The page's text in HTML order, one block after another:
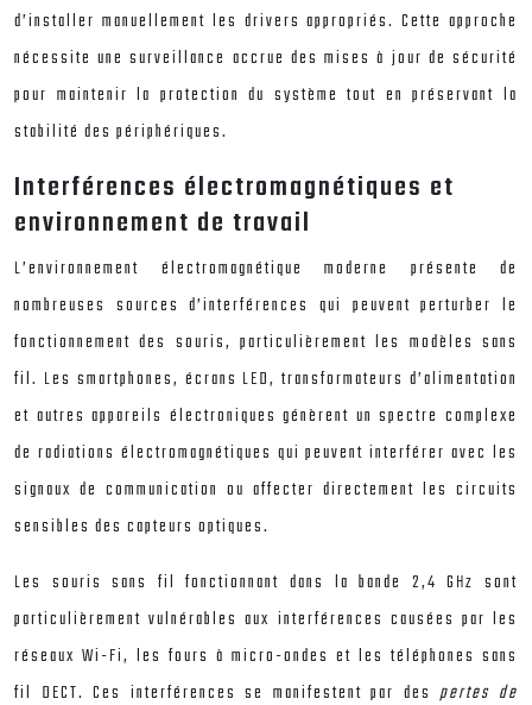
d’installer manuellement les drivers appropriés. Cette approche
nécessite une surveillance accrue des mises à jour de sécurité
pour maintenir la protection du système tout en préservant la
stabilité des périphériques.
Interférences électromagnétiques et
environnement de travail
L’environnement électromagnétique moderne présente de
nombreuses sources d’interférences qui peuvent perturber le
fonctionnement des souris, particulièrement les modèles sans
fil. Les smartphones, écrans LED, transformateurs d’alimentation
et autres appareils électroniques génèrent un spectre complexe
de radiations électromagnétiques qui peuvent interférer avec les
signaux de communication ou affecter directement les circuits
sensibles des capteurs optiques.
Les souris sans fil fonctionnant dans la bande 2,4 GHz sont
particulièrement vulnérables aux interférences causées par les
réseaux Wi-Fi, les fours à micro-ondes et les téléphones sans
fil DECT. Ces interférences se manifestent par despertes de